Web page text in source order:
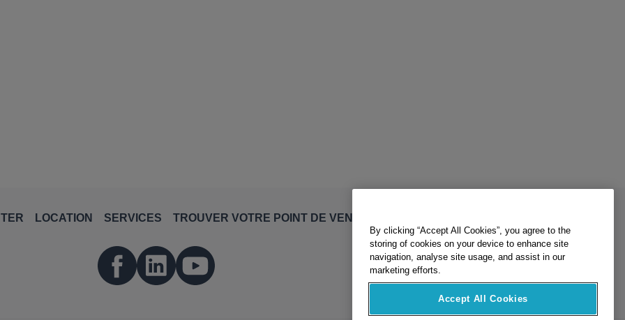
LOCATION SERVICES TROUVER VOTRE POINT DE VENTE
storing of cookies on your device to enhance site
navigation, analyse site usage, and assist in our
marketing efforts.
Reject All Cookies